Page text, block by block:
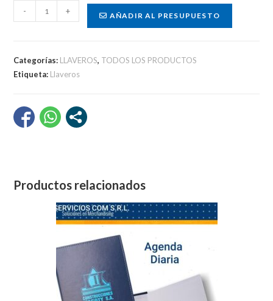
en
cantidad
- + AÑADIR AL PRESUPUESTO
Categorías: LLAVEROS, TODOS LOS PRODUCTOS
Etiqueta: Llaveros
Productos relacionados